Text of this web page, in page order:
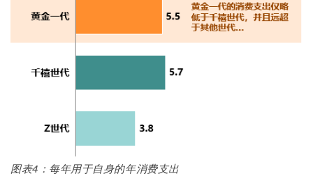
图表4：每年用于自身的年消费支出